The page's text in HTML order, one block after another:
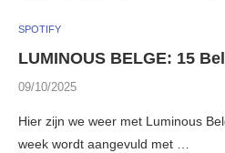
SPOTIFY
LUMINOUS BELGE: 15
09/10/2025
Hier zijn we weer met Luminous
week wordt aangevuld met …